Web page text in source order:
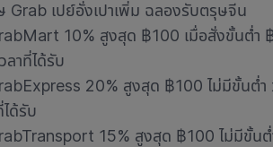
Grab เปย์อั่งเปาเพิ่ม ฉลองรับตรุษจีน
10% สูงสุด ฿100 เมื่อสั่งขั้นต่
ลาที่ได้รับ
20% สูงสุด ฿100 ไม่มีขั้นต่
ได้รับ
15% สูงสุด ฿100 ไม่มีขั้น